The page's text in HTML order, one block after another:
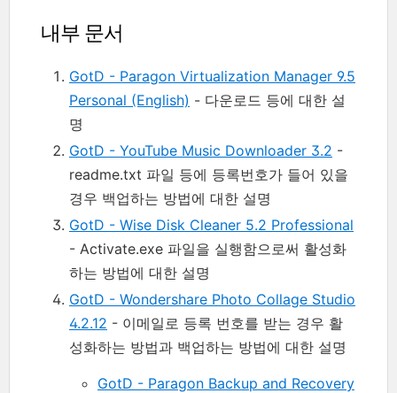
내부 문서
GotD - Paragon Virtualization Manager 9.5
Personal (English) - 다운로드 등에 대한 설
명
GotD - YouTube Music Downloader 3.2 -
readme.txt 파일 등에 등록번호가 들어 있을
경우 백업하는 방법에 대한 설명
GotD - Wise Disk Cleaner 5.2 Professional
- Activate.exe 파일을 실행함으로써 활성화
하는 방법에 대한 설명
GotD - Wondershare Photo Collage Studio
4.2.12 - 이메일로 등록 번호를 받는 경우 활
성화하는 방법과 백업하는 방법에 대한 설명
GotD - Paragon Backup and Recovery